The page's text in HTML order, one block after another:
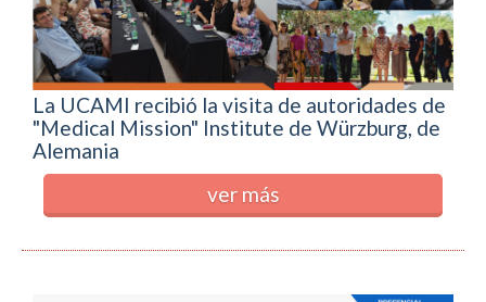
La UCAMI recibió la visita de autoridades de
"Medical Mission" Institute de Würzburg, de
Alemania
ver más